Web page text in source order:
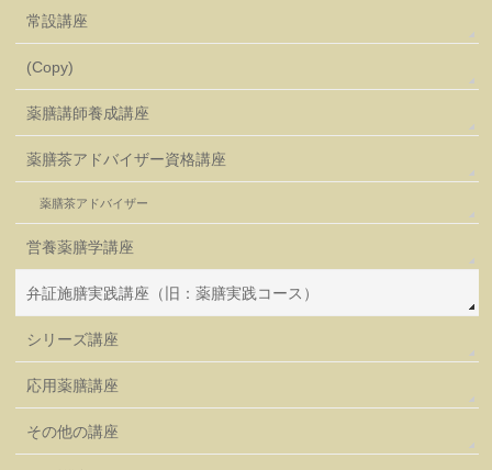
常設講座
(Copy)
薬膳講師養成講座
薬膳茶アドバイザー資格講座
薬膳茶アドバイザー
営養薬膳学講座
弁証施膳実践講座（旧：薬膳実践コース）
シリーズ講座
応用薬膳講座
その他の講座